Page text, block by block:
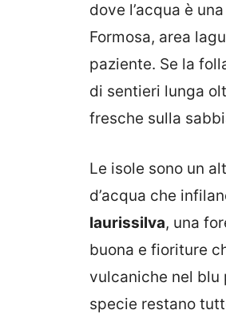
dove l’acqua è
Formosa, area
paziente. Se la
di sentieri lunga
fresche sulla
Le isole sono un
d’acqua che
laurissilva, una
buona e fioriture
vulcaniche nel blu
specie restano